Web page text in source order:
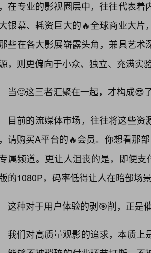
在专业的影视圈层中，往往代表
银幕、耗资巨大的🔥全球商业大
些在各大影展崭露头角，兼具艺
，则更偏向于小众、独立、充满实
当🙂这三者汇聚在一起，才构成😎
目前的流媒体市场，往往将这些
请购买A平台的🔥会员。你想看那
属频道。更让人沮丧的是，即便
的1080P，码率低得让人在暗部场
这种对于用户体验的剥🎯削，正是
我们对高质量观影的追求，本质